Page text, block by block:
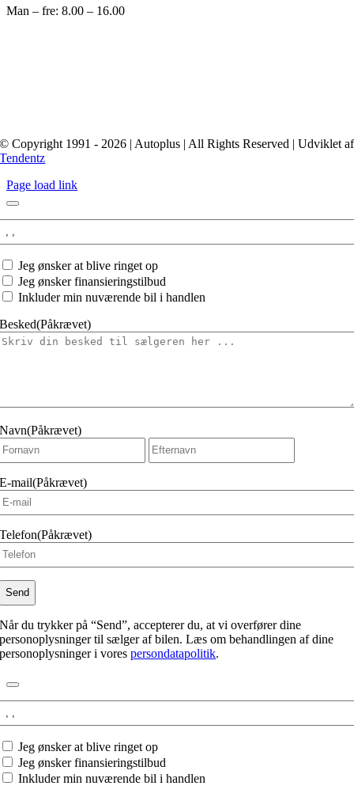
Man – fre: 8.00 – 16.00
© Copyright 1991 - 2026 | Autoplus | All Rights Reserved | Udviklet af
Tendentz
Page load link
Jeg ønsker at blive ringet op
Jeg ønsker finansieringstilbud
Inkluder min nuværende bil i handlen
Besked(Påkrævet)
Navn(Påkrævet)
Fornavn
E-mail(Påkrævet)
Telefon(Påkrævet)
Når du trykker på “Send”, accepterer du, at vi overfører dine
personoplysninger til sælger af bilen. Læs om behandlingen af dine
personoplysninger i vorespersondatapolitik.
Jeg ønsker at blive ringet op
Jeg ønsker finansieringstilbud
Inkluder min nuværende bil i handlen